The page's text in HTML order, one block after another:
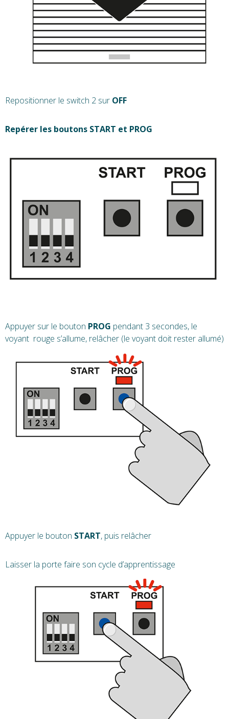
Repositionner le switch 2 sur OFF
Repérer les boutons START et PROG
Appuyer sur le bouton PROG pendant 3 secondes, le
voyant rouge s’allume, relâcher (le voyant doit rester allumé)
Appuyer le bouton START, puis relâcher
Laisser la porte faire son cycle d’apprentissage